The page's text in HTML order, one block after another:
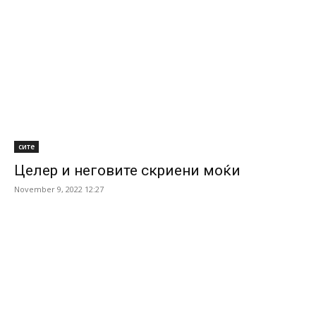
сите
Целер и неговите скриени моќи
November 9, 2022 12:27